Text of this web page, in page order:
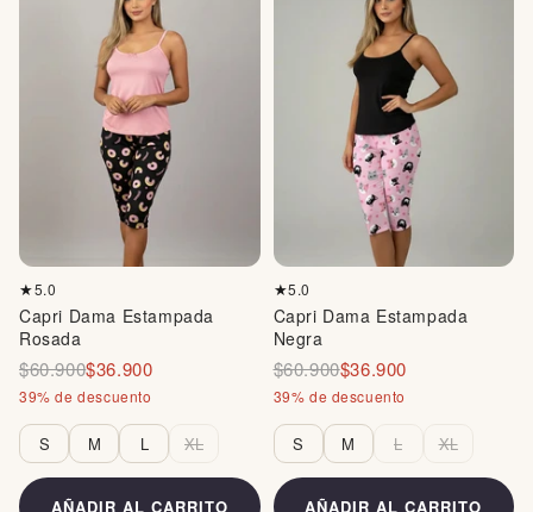
★5.0
Capri Dama Estampada
Rosada
$60.900$36.900
39% de descuento
S M L XL
AÑADIR AL CARRITO
★5.0
Capri Dama Estampada
Negra
$60.900$36.900
39% de descuento
S M L XL
AÑADIR AL CARRITO